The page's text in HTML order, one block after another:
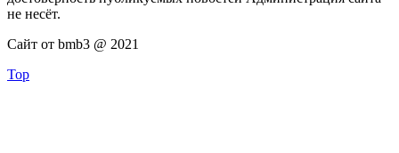
не несёт.
Сайт от bmb3 @ 2021
Top